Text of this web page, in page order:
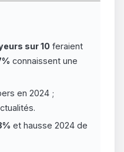
sur 10 feraient
connaissent une
en 2024 ;
et hausse 2024 de